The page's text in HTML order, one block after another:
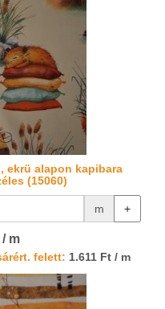
ekrü alapon kapibara
(15060)
m +
m
felett: 1.611 Ft / m